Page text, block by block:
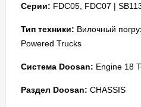
Серии: FDC05, FDC07 |
Тип техники: Вилочный
Powered Trucks
Система Doosan: Engine 18
Раздел Doosan: CHASSIS